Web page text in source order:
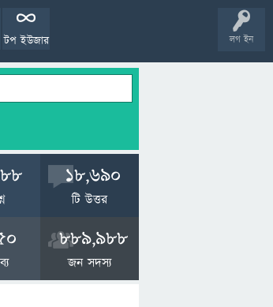
লগ ইন
টপ ইউজার
18,690
টি উত্তর
889,988
জন সদস্য